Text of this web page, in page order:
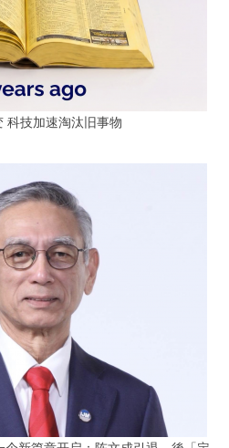
科技加速淘汰旧事物